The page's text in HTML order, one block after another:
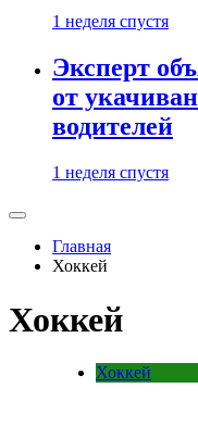
1 неделя спустя
Эксперт
от
водителей
1 неделя спустя
Главная
Хоккей
Хоккей
Хоккей